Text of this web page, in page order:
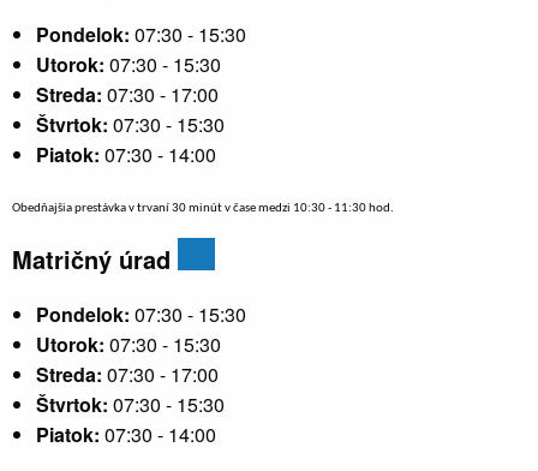
Pondelok: 07:30 - 15:30
Utorok: 07:30 - 15:30
Streda: 07:30 - 17:00
Štvrtok: 07:30 - 15:30
Piatok: 07:30 - 14:00
Obedňajšia prestávka v trvaní 30 minút v čase medzi 10:30 - 11:30 hod.
Matričný úrad
Pondelok: 07:30 - 15:30
Utorok: 07:30 - 15:30
Streda: 07:30 - 17:00
Štvrtok: 07:30 - 15:30
Piatok: 07:30 - 14:00